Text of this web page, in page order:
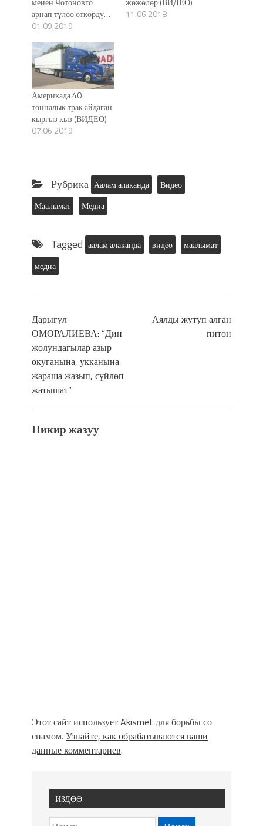
арнап түлөө өткөрдү…
01.09.2019
11.06.2018
Америкада 40
тонналык трак айдаган
кыргыз кыз (ВИДЕО)
07.06.2019
Рубрика Аалам алаканда
Видео
Маалымат
Медиа
Tagged аалам алаканда видео
маалымат
медиа
Дарыгүл
ОМОРАЛИЕВА: “Дин
жолундагылар азыр
окуганына, укканына
жараша жазып, сүйлөп
жатышат”
Аялды жутуп алган
питон
Пикир жазуу
Этот сайт использует Akismet для борьбы со
спамом. Узнайте, как обрабатываются ваши
данные комментариев.
ИЗДӨӨ